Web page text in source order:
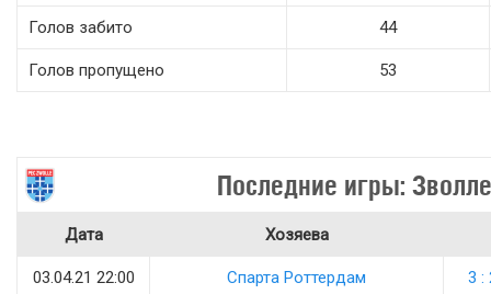
Голов забито 44
Голов пропущено 53
Последние игры: Зволле
Дата Хозяева
03.04.21 22:00 Спарта Роттердам 3 :